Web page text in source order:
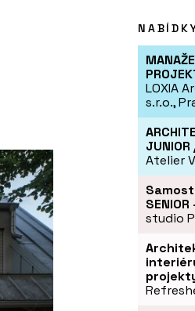
LOXIA
s.r.o.,
JUNIOR
Atelier
studio